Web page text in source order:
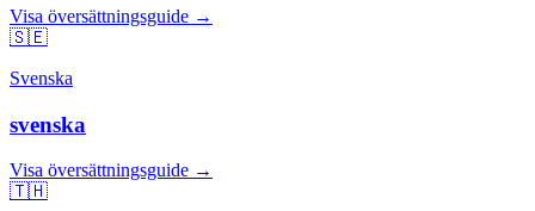
Visa översättningsguide →
🇸🇪
Svenska
svenska
Visa översättningsguide →
🇹🇭